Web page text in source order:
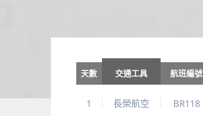
天數 交通工具 航班編號
1 長榮航空 BR118